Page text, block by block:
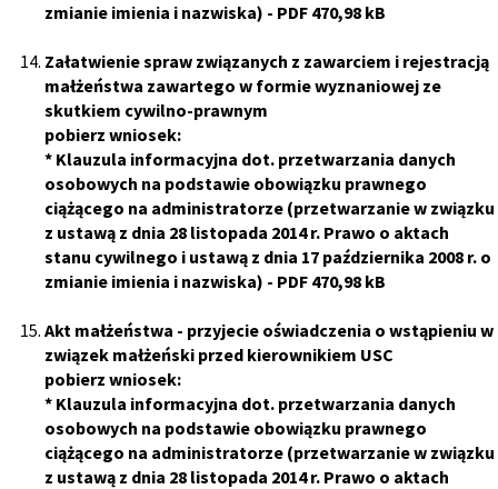
zmianie imienia i nazwiska) - PDF 470,98 kB
Załatwienie spraw związanych z zawarciem i rejestracją
małżeństwa zawartego w formie wyznaniowej ze
skutkiem cywilno-prawnym
pobierz wniosek:
* Klauzula informacyjna dot. przetwarzania danych
osobowych na podstawie obowiązku prawnego
ciążącego na administratorze (przetwarzanie w związku
z ustawą z dnia 28 listopada 2014 r. Prawo o aktach
stanu cywilnego i ustawą z dnia 17 października 2008 r. o
zmianie imienia i nazwiska) - PDF 470,98 kB
Akt małżeństwa - przyjecie oświadczenia o wstąpieniu w
związek małżeński przed kierownikiem USC
pobierz wniosek:
* Klauzula informacyjna dot. przetwarzania danych
osobowych na podstawie obowiązku prawnego
ciążącego na administratorze (przetwarzanie w związku
z ustawą z dnia 28 listopada 2014 r. Prawo o aktach